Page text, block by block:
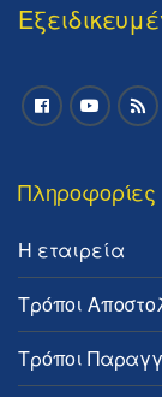
Πληροφορίες
Η εταιρεία
Τρόποι
Τρόποι